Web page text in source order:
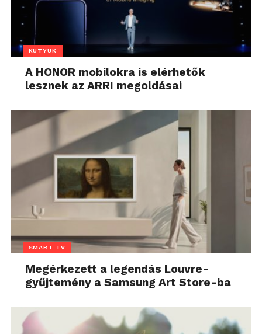
KÜTYÜK
A HONOR mobilokra is elérhetők
lesznek az ARRI megoldásai
SMART-TV
Megérkezett a legendás Louvre-
gyűjtemény a Samsung Art Store-ba